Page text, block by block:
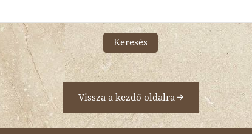
Keresés
Vissza a kezdő oldalra